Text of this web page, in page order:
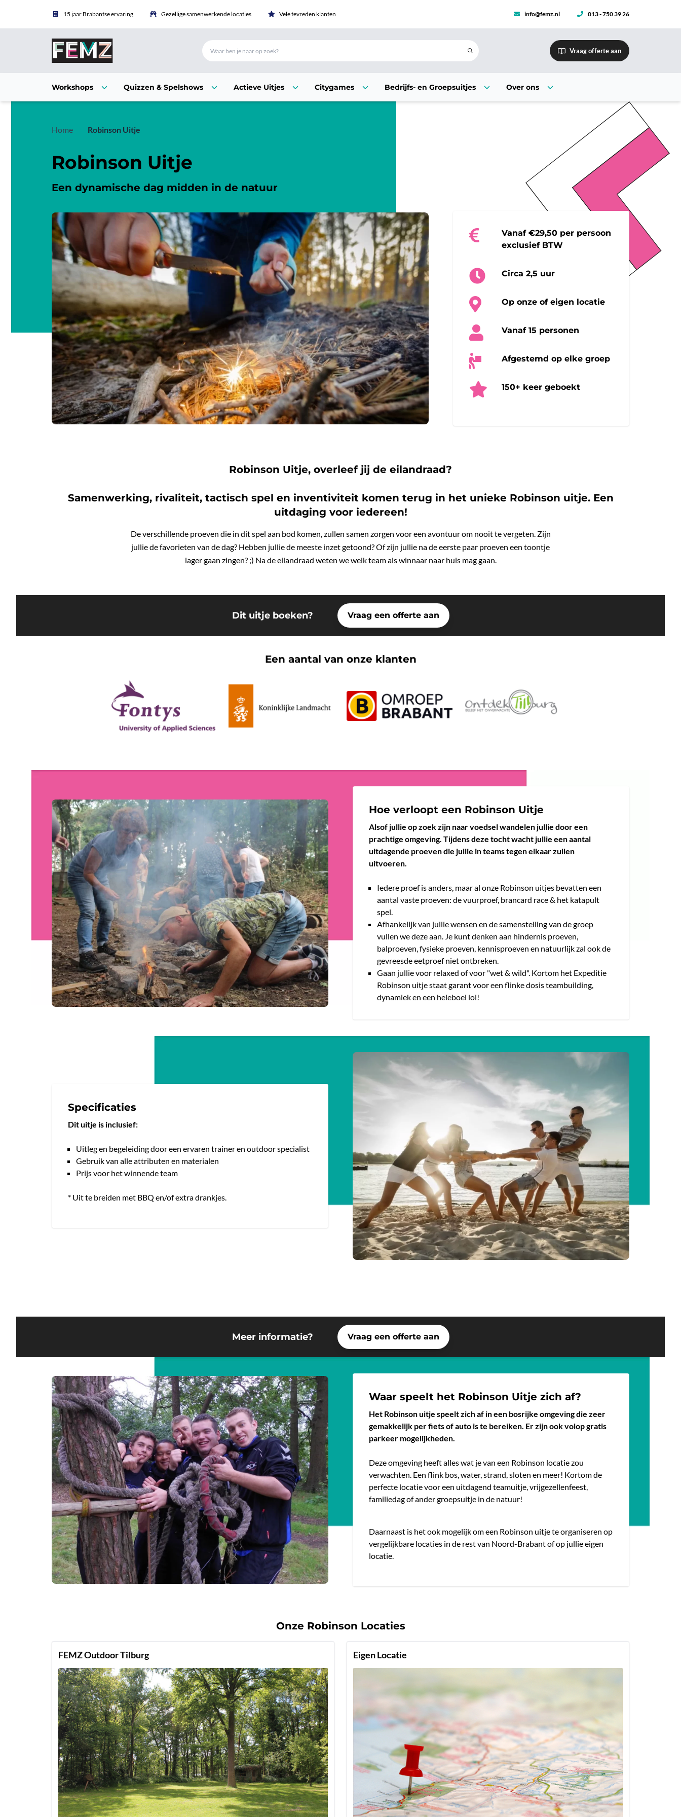
15 jaar Brabantse ervaring Gezellige samenwerkende locaties Vele tevreden klanten info@femz.nl 013 - 750 39 26
Vraag offerte aan
Workshops Quizzen & Spelshows Actieve Uitjes Citygames Bedrijfs- en Groepsuitjes Over ons
Home Robinson Uitje
Robinson Uitje
Een dynamische dag midden in de natuur
Vanaf €29,50 per persoon
exclusief BTW
Circa 2,5 uur
Op onze of eigen locatie
Vanaf 15 personen
Afgestemd op elke groep
150+ keer geboekt
Robinson Uitje, overleef jij de eilandraad?
Samenwerking, rivaliteit, tactisch spel en inventiviteit komen terug in het unieke Robinson uitje. Een
uitdaging voor iedereen!
De verschillende proeven die in dit spel aan bod komen, zullen samen zorgen voor een avontuur om nooit te vergeten. Zijn
jullie de favorieten van de dag? Hebben jullie de meeste inzet getoond? Of zijn jullie na de eerste paar proeven een toontje
lager gaan zingen? ;) Na de eilandraad weten we welk team als winnaar naar huis mag gaan.
Dit uitje boeken? Vraag een offerte aan
Een aantal van onze klanten
Hoe verloopt een Robinson Uitje
Alsof jullie op zoek zijn naar voedsel wandelen jullie door een
prachtige omgeving. Tijdens deze tocht wacht jullie een aantal
uitdagende proeven die jullie in teams tegen elkaar zullen
uitvoeren.
Iedere proef is anders, maar al onze Robinson uitjes bevatten een
aantal vaste proeven: de vuurproef, brancard race & het katapult
spel.
Afhankelijk van jullie wensen en de samenstelling van de groep
vullen we deze aan. Je kunt denken aan hindernis proeven,
balproeven, fysieke proeven, kennisproeven en natuurlijk zal ook de
gevreesde eetproef niet ontbreken.
Gaan jullie voor relaxed of voor "wet & wild". Kortom het Expeditie
Robinson uitje staat garant voor een flinke dosis teambuilding,
dynamiek en een heleboel lol!
Specificaties
Dit uitje is inclusief:
Uitleg en begeleiding door een ervaren trainer en outdoor specialist
Gebruik van alle attributen en materialen
Prijs voor het winnende team
* Uit te breiden met BBQ en/of extra drankjes.
Meer informatie? Vraag een offerte aan
Waar speelt het Robinson Uitje zich af?
Het Robinson uitje speelt zich af in een bosrijke omgeving die zeer
gemakkelijk per fiets of auto is te bereiken. Er zijn ook volop gratis
parkeer mogelijkheden.
Deze omgeving heeft alles wat je van een Robinson locatie zou
verwachten. Een flink bos, water, strand, sloten en meer! Kortom de
perfecte locatie voor een uitdagend teamuitje, vrijgezellenfeest,
familiedag of ander groepsuitje in de natuur!
Daarnaast is het ook mogelijk om een Robinson uitje te organiseren op
vergelijkbare locaties in de rest van Noord-Brabant of op jullie eigen
locatie.
Onze Robinson Locaties
FEMZ Outdoor Tilburg Eigen Locatie